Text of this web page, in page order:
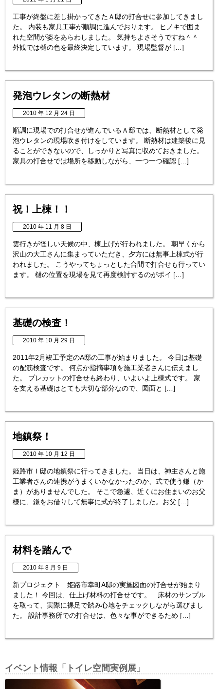
工事が終盤に差し掛かってきたＡ邸の打合せに参加してきまし
た。 内装も家具工事が順調に進んでおります。 ヒノキで囲ま
れた空間が姿をあらわしました。 気持ちよさそうですね＾＾
外観では樋の色を最終決定しています。 現場監督が […]
発泡ウレタンの断熱材
2010 年 12 月 24 日
順調に現場での打合せが進んでいるＡ邸では、断熱材として発
泡ウレタンの現場吹き付けをしています。 断熱材は建築後に見
ることができないので、しっかりと写真に収めておきました。
家具の打合せでは場所を移動しながら、一つ一つ確認 […]
祝！上棟！！
2010 年 11 月 8 日
雲行きが怪しい天候の中、棟上げが行われました。 朝早くから
沢山の大工さんに集まっていただき、夕方には無事上棟式が行
われました。 こうやってちょっとした合間で打合せも行ってい
ます。 樋の位置を現場を見て再度検討するのがポイ […]
基礎の検査！
2010 年 10 月 29 日
2011年2月竣工予定のA邸の工事が始まりました。 今日は基礎
の配筋検査です。 何点か指摘事項を施工業者さんに伝えまし
た。 プレカットの打合せも終わり、いよいよ上棟式です。 家
を支える基礎はとても大切な部分なので、図面と […]
地鎮祭！
2010 年 10 月 12 日
姫路市Ｉ邸の地鎮祭に行ってきました。 当日は、神主さんと施
工業者さんの連携がうまくいかなかったのか、式で使う鎌（か
ま）がありませんでした。 そこで急遽、近くにお住まいのお父
様に、鎌をお借りして無事に式が終了しました。お父 […]
材料を踏んで
2010 年 8 月 9 日
新プロジェクト 姫路市幸町A邸の実施図面の打合せが始まり
ました！ 今回は、仕上げ材料の打合せです。 床材のサンプル
を取って、実際に裸足で踏み心地をチェックしながら選びまし
た。 設計事務所での打合せは、色々な事ができるため […]
イベント情報「トイレ空間実例展」